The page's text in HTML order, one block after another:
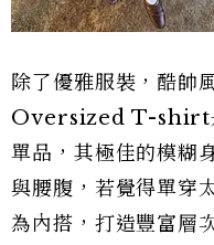
除了優雅服裝，酷帥
Oversized T-shirt
單品，其極佳的模糊
與腰腹，若覺得單穿
為內搭，打造豐富層